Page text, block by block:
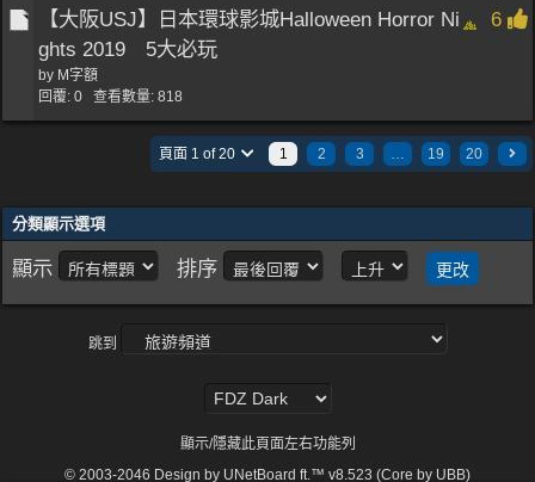
6
【大阪USJ】日本環球影城Halloween Horror Ni
ghts 2019 5大必玩
by M字額
回覆: 0 查看數量: 818
頁面 1 of 20 1 2 3 … 19 20
分類顯示選項
顯示 排序
跳到
顯示/隱藏此頁面左右功能列
© 2003-2046 Design by UNetBoard ft.™ v8.523 (Core by UBB)